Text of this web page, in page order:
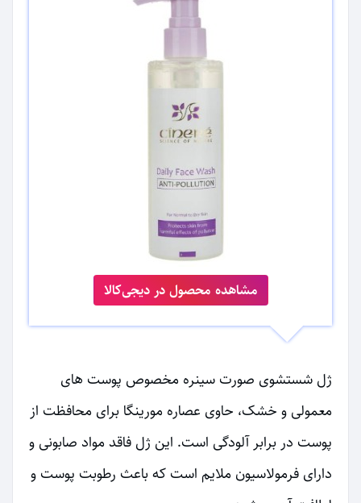
مشاهده محصول در دیجی‌کالا
ژل شستشوی صورت سینره مخصوص پوست های
معمولی و خشک، حاوی عصاره مورینگا برای محافظت از
پوست در برابر آلودگی است. این ژل فاقد مواد صابونی و
دارای فرمولاسیون ملایم است که باعث رطوبت پوست و